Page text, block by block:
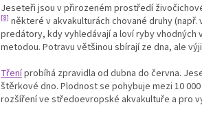
Jeseteři jsou v přirozeném prostředí
[8] některé v akvakulturách chované druhy
predátory, kdy vyhledávají a loví ryby
metodou. Potravu většinou sbírají ze dna, ale
Třeníprobíhá zpravidla od dubna do června.
štěrkové dno. Plodnost se pohybuje mezi 10
rozšíření ve středoevropské akvakultuře a pro